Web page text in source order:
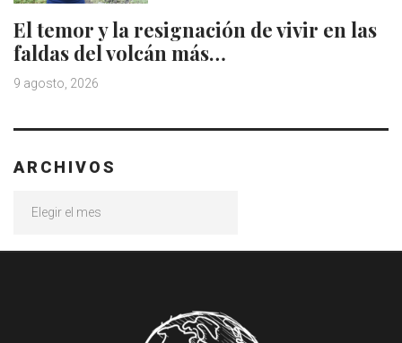
El temor y la resignación de vivir en las
faldas del volcán más…
9 agosto, 2026
ARCHIVOS